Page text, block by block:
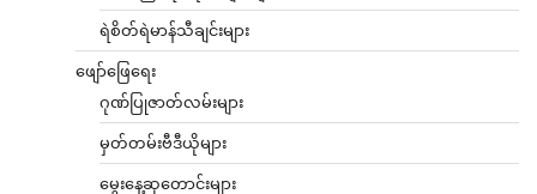
ရဲစိတ်ရဲမာန်သီချင်းများ
ဖျော်ဖြေရေး
ဂုဏ်ပြုဇာတ်လမ်းများ
မှတ်တမ်းဗီဒီယိုများ
မွေးနေ့ဆုတောင်းများ